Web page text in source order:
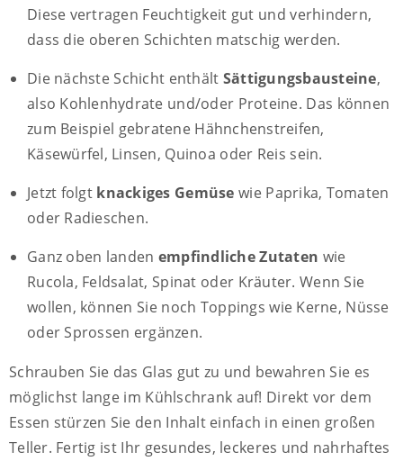
Diese vertragen Feuchtigkeit gut und verhindern,
dass die oberen Schichten matschig werden.
Die nächste Schicht enthält Sättigungsbausteine,
also Kohlenhydrate und/oder Proteine. Das können
zum Beispiel gebratene Hähnchenstreifen,
Käsewürfel, Linsen, Quinoa oder Reis sein.
Jetzt folgt knackiges Gemüse wie Paprika, Tomaten
oder Radieschen.
Ganz oben landen empfindliche Zutaten wie
Rucola, Feldsalat, Spinat oder Kräuter. Wenn Sie
wollen, können Sie noch Toppings wie Kerne, Nüsse
oder Sprossen ergänzen.
Schrauben Sie das Glas gut zu und bewahren Sie es
möglichst lange im Kühlschrank auf! Direkt vor dem
Essen stürzen Sie den Inhalt einfach in einen großen
Teller. Fertig ist Ihr gesundes, leckeres und nahrhaftes